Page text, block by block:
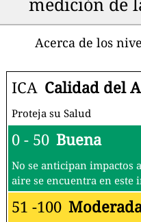
Acerca de los
ICA Calidad del
Proteja su Salud
0 - 50 Buena
No se anticipan impactos
aire se encuentra en este
51 -100